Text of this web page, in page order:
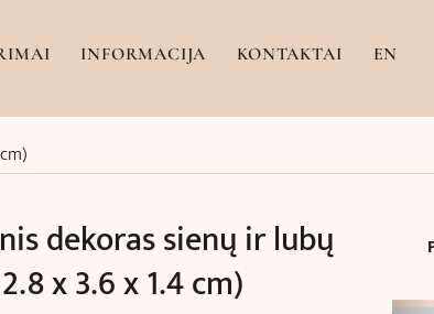
INFORMACIJA KONTAKTAI EN
dekoras sienų ir lubų
x 3.6 x 1.4 cm)